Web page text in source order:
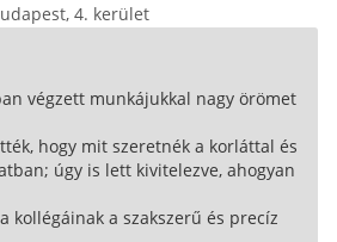
4. kerület
végzett munkájukkal nagy örömet
hogy mit szeretnék a korláttal és
úgy is lett kivitelezve, ahogyan
kollégáinak a szakszerű és precíz